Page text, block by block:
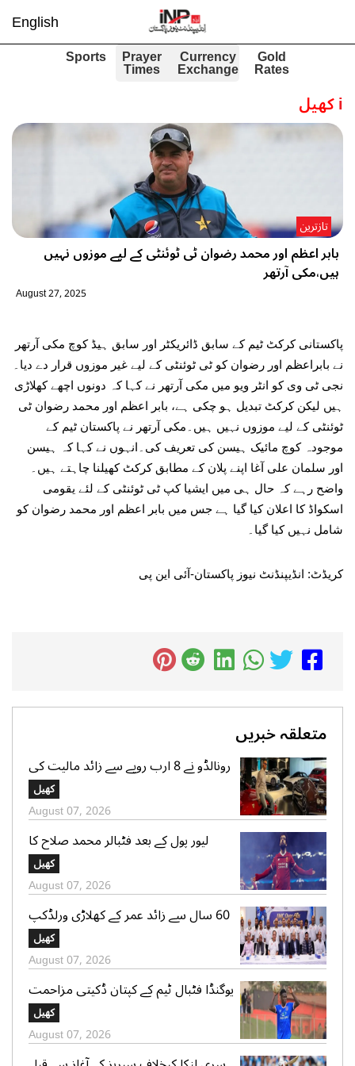
English
Gold
Rates
Currency
Exchange
Prayer
Times
Sports
iکھیل
بابر اعظم اور محمد رضوان ٹی ٹوئنٹی کے لیے موزوں نہیں
ہیں،مکی آرتھر
تازترین
August 27, 2025
پاکستانی کرکٹ ٹیم کے سابق ڈائریکٹر اور سابق ہیڈ کوچ مکی آرتھر
نے بابراعظم اور رضوان کو ٹی ٹوئنٹی کے لیے غیر موزوں قرار دے دیا۔
نجی ٹی وی کو انٹر ویو میں مکی آرتھر نے کہا کہ دونوں اچھے کھلاڑی
ہیں لیکن کرکٹ تبدیل ہو چکی ہے، بابر اعظم اور محمد رضوان ٹی
ٹوئنٹی کے لیے موزوں نہیں ہیں۔مکی آرتھر نے پاکستان ٹیم کے
موجودہ کوچ مائیک ہیسن کی تعریف کی۔انہوں نے کہا کہ ہیسن
اور سلمان علی آغا اپنے پلان کے مطابق کرکٹ کھیلنا چاہتے ہیں۔
واضح رہے کہ حال ہی میں ایشیا کپ ٹی ٹوئنٹی کے لئے یقومی
اسکواڈ کا اعلان کیا گیا ہے جس میں بابر اعظم اور محمد رضوان کو
شامل نہیں کیا گیا۔
کریڈٹ: انڈیپنڈنٹ نیوز پاکستان-آئی این پی
متعلقہ خبریں
رونالڈو نے 8 ارب روپے سے زائد مالیت کی
سپر کار کلیکشن کی جھلک دکھا دی
کھیل
August 07, 2026
لیور پول کے بعد فٹبالر محمد صلاح کا
ترکینہ کے کلب کیساتھ معاہدے کا امکان
کھیل
August 07, 2026
60 سال سے زائد عمر کے کھلاڑی ورلڈکپ
میں شرکت کیلئے روانہ
کھیل
August 07, 2026
یوگنڈا فٹبال ٹیم کے کپتان ڈکیتی مزاحمت
کے دوران تشدد سے ہلاک
کھیل
August 07, 2026